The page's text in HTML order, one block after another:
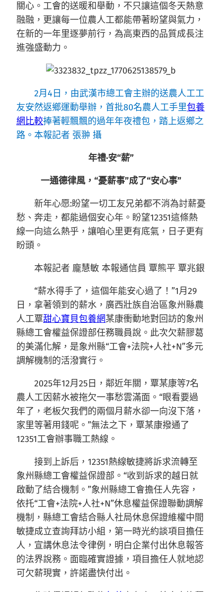
關心。工會的送暖和舉動，不只讓這個冬天熱意
融融，更讓每一位農人工都能帶著盼望與氣力，
在新的一年里逐夢前行，為高東西的品質成長注
進強盛動力。
2月4日，由武漢市總工會主辦的送農人工工
友安然返鄉運動舉辦，首批80名農人工手里包養
網比較捧著輕飄飄的過年年夜禮包，踏上返鄉之
路。本報記者 張翀 攝
年禮·安“薪”
一通德律風，“憂薪事”成了“安心事”
新年心愿:盼望一切工友兄弟都不消為討薪憂
愁、奔走，都能過個安心年。盼望12351這條熱
線一向這么熱乎，讓咱心里更有底氣，日子更有
盼頭。
本報記者 龐慧敏 本報通信員 覃熊平 覃兆銀
“薪水得手了，這個年能安心過了！”1月29
日，拿著領到的薪水，廣西壯族自治區象州縣農
人工覃甜心寶貝包養網某康衝動地對回訪的象州
縣總工會權益保證部任務職員說。此次欠薪膠葛
的美滿化解，是象州縣“工會+法院+人社+N”多元
調解機制的活潑實行。
2025年12月25日，鄰近年關，覃某康等7名
農人工因薪水被拖欠一事愁雲滿面。“眼看要過
年了，老板欠我們的兩個月薪水卻一向沒下落，
家里等著用錢呢。”無法之下，覃某康撥通了
12351工會辦事職工熱線。
接到上訴后，12351熱線敏捷將訴求流轉至
象州縣總工會權益保證部。“收到訴求的越日就
啟動了結合機制。”象州縣總工會擔任人先容，
依托“工會+法院+人社+N”休息權益保證聯動調解
機制，縣總工會結合縣人社局休息保證維權中間
敏捷成立查詢拜訪小組，第一時光約談項目擔任
人，宣講休息法令律例，明白企業付出休息報答
的法界說務。面臨確實證據，項目擔任人就地認
可欠薪現實，許諾盡快付出。